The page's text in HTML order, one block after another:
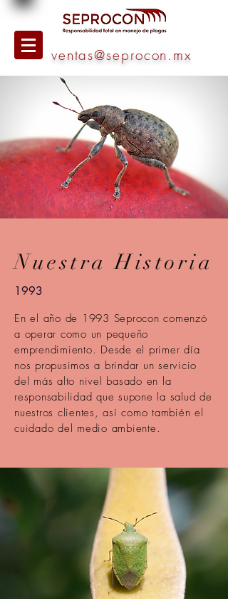
ventas@seprocon.mx
Nuestra Historia
1993
En el año de 1993 Seprocon comenzó
a operar como un pequeño
emprendimiento. Desde el primer día
nos propusimos a brindar un servicio
del más alto nivel basado en la
responsabilidad que supone la salud de
nuestros clientes, así como también el
cuidado del medio ambiente.